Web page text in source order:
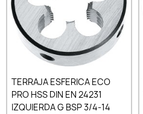
TERRAJA ESFERICA ECO
PRO HSS DIN EN 24231
IZQUIERDA G BSP 3/4-14